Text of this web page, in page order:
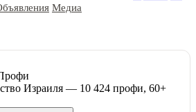
Медиа
Израиля — 10 424 профи, 60+